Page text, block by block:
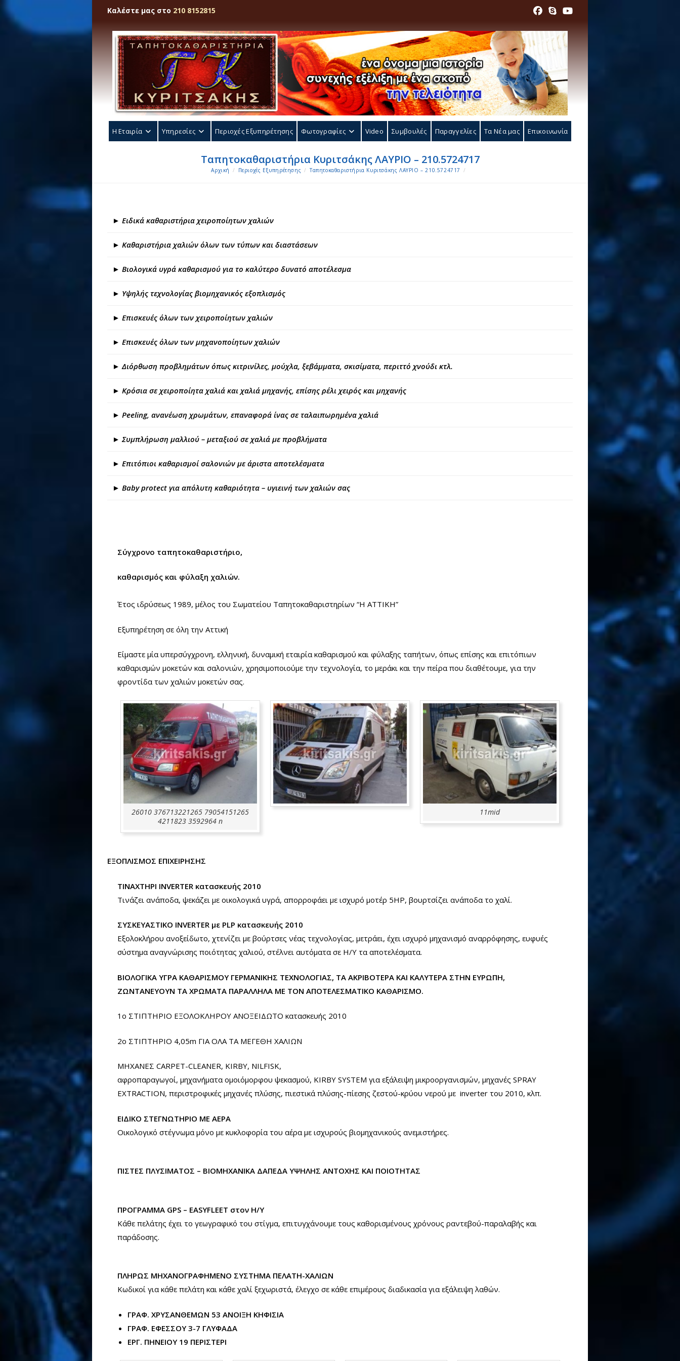
to
content
Καλέστε μας στο 210 8152815
Η Εταιρία Υπηρεσίες Περιοχές Εξυπηρέτησης Φωτογραφίες Video Συμβουλές Παραγγελίες Τα Νέα μας Επικοινωνία
Ταπητοκαθαριστήρια Κυριτσάκης ΛΑΥΡΙΟ – 210.5724717
Αρχική / Περιοχές Εξυπηρέτησης / Ταπητοκαθαριστήρια Κυριτσάκης ΛΑΥΡΙΟ – 210.5724717 /
► Ειδικά καθαριστήρια χειροποίητων χαλιών
► Καθαριστήρια χαλιών όλων των τύπων και διαστάσεων
► Βιολογικά υγρά καθαρισμού για το καλύτερο δυνατό αποτέλεσμα
► Υψηλής τεχνολογίας βιομηχανικός εξοπλισμός
► Επισκευές όλων των χειροποίητων χαλιών
► Επισκευές όλων των μηχανοποίητων χαλιών
► Διόρθωση προβλημάτων όπως κιτρινίλες, μούχλα, ξεβάμματα, σκισίματα, περιττό χνούδι κτλ.
► Κρόσια σε χειροποίητα χαλιά και χαλιά μηχανής, επίσης ρέλι χειρός και μηχανής
► Peeling, ανανέωση χρωμάτων, επαναφορά ίνας σε ταλαιπωρημένα χαλιά
► Συμπλήρωση μαλλιού – μεταξιού σε χαλιά με προβλήματα
► Επιτόπιοι καθαρισμοί σαλονιών με άριστα αποτελέσματα
► Baby protect για απόλυτη καθαριότητα – υγιεινή των χαλιών σας
Σύγχρονο ταπητοκαθαριστήριο,
καθαρισμός και φύλαξη χαλιών.
Έτος ιδρύσεως 1989, μέλος του Σωματείου Ταπητοκαθαριστηρίων “Η ΑΤΤΙΚΗ”
Εξυπηρέτηση σε όλη την Αττική
Είμαστε μία υπερσύγχρονη, ελληνική, δυναμική εταιρία καθαρισμού και φύλαξης ταπήτων, όπως επίσης και επιτόπιων
καθαρισμών μοκετών και σαλονιών, χρησιμοποιούμε την τεχνολογία, το μεράκι και την πείρα που διαθέτουμε, για την
φροντίδα των χαλιών μοκετών σας.
26010 376713221265 79054151265
4211823 3592964 n
11mid
ΕΞΟΠΛΙΣΜΟΣ ΕΠΙΧΕΙΡΗΣΗΣ
ΤΙΝΑΧΤΗΡΙ INVERTER κατασκευής 2010
Τινάζει ανάποδα, ψεκάζει με οικολογικά υγρά, απορροφάει με ισχυρό μοτέρ 5HP, βουρτσίζει ανάποδα το χαλί.
ΣΥΣΚΕΥΑΣΤΙΚΟ INVERTER με PLP κατασκευής 2010
Εξολοκλήρου ανοξείδωτο, χτενίζει με βούρτσες νέας τεχνολογίας, μετράει, έχει ισχυρό μηχανισμό αναρρόφησης, ευφυές
σύστημα αναγνώρισης ποιότητας χαλιού, στέλνει αυτόματα σε Η/Υ τα αποτελέσματα.
ΒΙΟΛΟΓΙΚΑ ΥΓΡΑ ΚΑΘΑΡΙΣΜΟΥ ΓΕΡΜΑΝΙΚΗΣ ΤΕΧΝΟΛΟΓΙΑΣ, ΤΑ ΑΚΡΙΒΟΤΕΡΑ ΚΑΙ ΚΑΛΥΤΕΡΑ ΣΤΗΝ ΕΥΡΩΠΗ,
ΖΩΝΤΑΝΕΥΟΥΝ ΤΑ ΧΡΩΜΑΤΑ ΠΑΡΑΛΛΗΛΑ ΜΕ ΤΟΝ ΑΠΟΤΕΛΕΣΜΑΤΙΚΟ ΚΑΘΑΡΙΣΜΟ.
1ο ΣΤΙΠΤΗΡΙΟ ΕΞΟΛΟΚΛΗΡΟΥ ΑΝΟΞΕΙΔΩΤΟ κατασκευής 2010
2ο ΣΤΙΠΤΗΡΙΟ 4,05m ΓΙΑ ΟΛΑ ΤΑ ΜΕΓΕΘΗ ΧΑΛΙΩΝ
ΜΗΧΑΝΕΣ CARPET-CLEANER, KIRBY, NILFISK,
αφροπαραγωγοί, μηχανήματα ομοιόμορφου ψεκασμού, KIRBY SYSTEM για εξάλειψη μικροοργανισμών, μηχανές SPRAY
EXTRACTION, περιστροφικές μηχανές πλύσης, πιεστικά πλύσης-πίεσης ζεστού-κρύου νερού με inverter του 2010, κλπ.
ΕΙΔΙΚΟ ΣΤΕΓΝΩΤΗΡΙΟ ΜΕ ΑΕΡΑ
Οικολογικό στέγνωμα μόνο με κυκλοφορία του αέρα με ισχυρούς βιομηχανικούς ανεμιστήρες.
ΠΙΣΤΕΣ ΠΛΥΣΙΜΑΤΟΣ – ΒΙΟΜΗΧΑΝΙΚΑ ΔΑΠΕΔΑ ΥΨΗΛΗΣ ΑΝΤΟΧΗΣ ΚΑΙ ΠΟΙΟΤΗΤΑΣ
ΠΡΟΓΡΑΜΜΑ GPS – EASYFLEET στον H/Y
Κάθε πελάτης έχει το γεωγραφικό του στίγμα, επιτυγχάνουμε τους καθορισμένους χρόνους ραντεβού-παραλαβής και
παράδοσης.
ΠΛΗΡΩΣ ΜΗΧΑΝΟΓΡΑΦΗΜΕΝΟ ΣΥΣΤΗΜΑ ΠΕΛΑΤΗ-ΧΑΛΙΩΝ
Κωδικοί για κάθε πελάτη και κάθε χαλί ξεχωριστά, έλεγχο σε κάθε επιμέρους διαδικασία για εξάλειψη λαθών.
ΓΡΑΦ. ΧΡΥΣΑΝΘΕΜΩΝ 53 ΑΝΟΙΞΗ ΚΗΦΙΣΙΑ
ΓΡΑΦ. ΕΦΕΣΣΟΥ 3-7 ΓΛΥΦΑΔΑ
ΕΡΓ. ΠΗΝΕΙΟΥ 19 ΠΕΡΙΣΤΕΡΙ